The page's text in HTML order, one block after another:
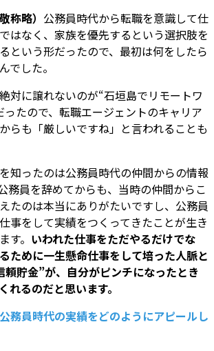
称略） 公務員時代から転職を意識して仕
はなく、家族を優先するという選択肢を
という形だったので、最初は何をしたら
でした。
対に譲れないのが“石垣島でリモートワ
ったので、転職エージェントのキャリア
らも「厳しいですね」と言われることも
知ったのは公務員時代の仲間からの情報
務員を辞めてからも、当時の仲間からこ
たのは本当にありがたいですし、公務員
事をして実績をつくってきたことが生き
す。 いわれた仕事をただやるだけでな
ために一生懸命仕事をして培った人脈と
頼貯金”が、自分がピンチになったとき
れるのだと思います。
務員時代の実績をどのようにアピールし